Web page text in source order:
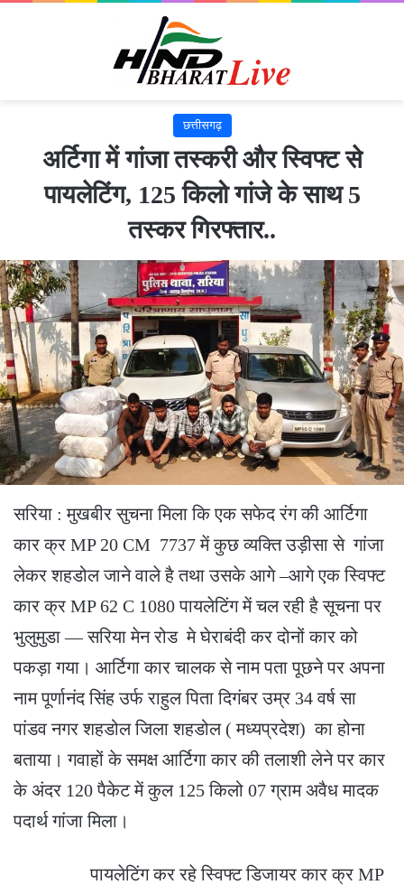
छत्तीसगढ़
अर्टिगा में गांजा तस्करी और स्विफ्ट से
पायलेटिंग, 125 किलो गांजे के साथ 5
तस्कर गिरफ्तार..
सरिया : मुखबीर सुचना मिला कि एक सफेद रंग की आर्टिगा
कार क्र MP 20 CM 7737 में कुछ व्यक्ति उड़ीसा से गांजा
लेकर शहडोल जाने वाले है तथा उसके आगे –आगे एक स्विफ्ट
कार क्र MP 62 C 1080 पायलेटिंग में चल रही है सूचना पर
भुलुमुडा — सरिया मेन रोड मे घेराबंदी कर दोनों कार को
पकड़ा गया। आर्टिगा कार चालक से नाम पता पूछने पर अपना
नाम पूर्णानंद सिंह उर्फ राहुल पिता दिगंबर उम्र 34 वर्ष सा
पांडव नगर शहडोल जिला शहडोल ( मध्यप्रदेश) का होना
बताया। गवाहों के समक्ष आर्टिगा कार की तलाशी लेने पर कार
के अंदर 120 पैकेट में कुल 125 किलो 07 ग्राम अवैध मादक
पदार्थ गांजा मिला।
पायलेटिंग कर रहे स्विफ्ट डिजायर कार क्र MP